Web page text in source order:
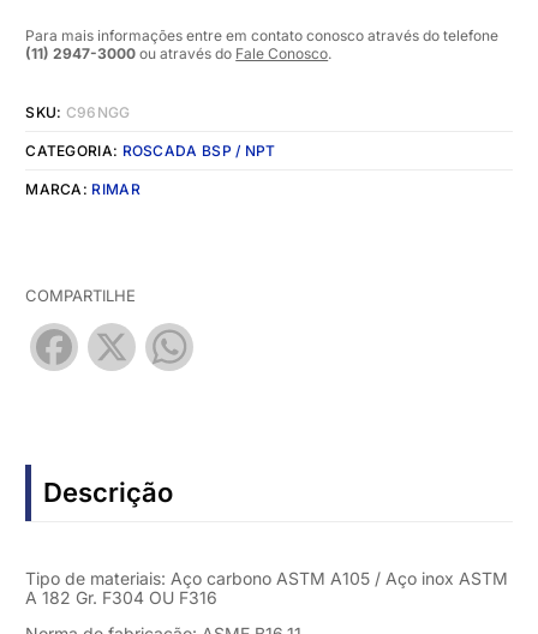
Para mais informações entre em contato conosco através do telefone
(11) 2947-3000 ou através do Fale Conosco.
SKU: C96NGG
CATEGORIA: ROSCADA BSP / NPT
MARCA: RIMAR
COMPARTILHE
Facebook
X
Descrição
Tipo de materiais: Aço carbono ASTM A105 / Aço inox ASTM
A 182 Gr. F304 OU F316